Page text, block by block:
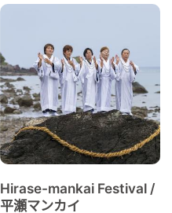
Hirase-mankai Festival /
平瀬マンカイ